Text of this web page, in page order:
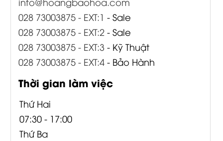
028 73003875 - EXT:1 - Sale
028 73003875 - EXT:2- Sale
028 73003875 - EXT:3 - Kỹ Thuật
028 73003875 - EXT:4- Bảo Hành
Thời gian làm việc
Thứ Hai
07:30 - 17:00
Thứ Ba